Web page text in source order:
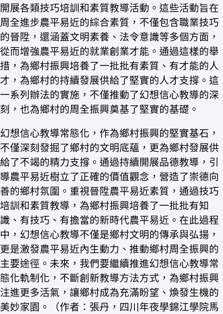
開展各類技巧培訓和素質教導活動。這些活動旨在
周全進步農平易近的綜合素質，不僅包含職業技巧
的晉陞，還涵蓋文明素養、法令意識等多個方面，
從而增強農平易近的就業創業才能。通過這樣的舉
措，為鄉村振興培養了一批批有素質、有才能的人
才，為鄉村的持續發展供給了堅實的人才支撐。這
一系列辦法的實施，不僅推動了幻想信心教導的深
刻，也為鄉村的周全振興奠基了堅實的基礎。
幻想信心教導常態化，作為鄉村振興的堅實基石，
不僅深刻發掘了鄉村的文明底蘊，更為鄉村發展供
給了不竭的精力支撐。通過持續開展品德教導，引
導農平易近樹立了正確的價值觀念，營造了崇德向
善的鄉村氛圍。重視晉陞農平易近素質，通過技巧
培訓和素質教導，為鄉村振興培養了一批批有知
識、有技巧、有擔當的新時代農平易近。在此過程
中，幻想信心教導不僅是鄉村文明的傳承與弘揚，
更是激發農平易近內生動力、推動鄉村周全振興的
主要途徑。未來，我們要繼續推進幻想信心教導常
態化軌制化，不斷創新教導方法方式，為鄉村振興
注進更多活氣，讓鄉村成為充滿盼望、煥發生機的
美妙家園。（作者：張丹，四川年夜學錦江學院馬